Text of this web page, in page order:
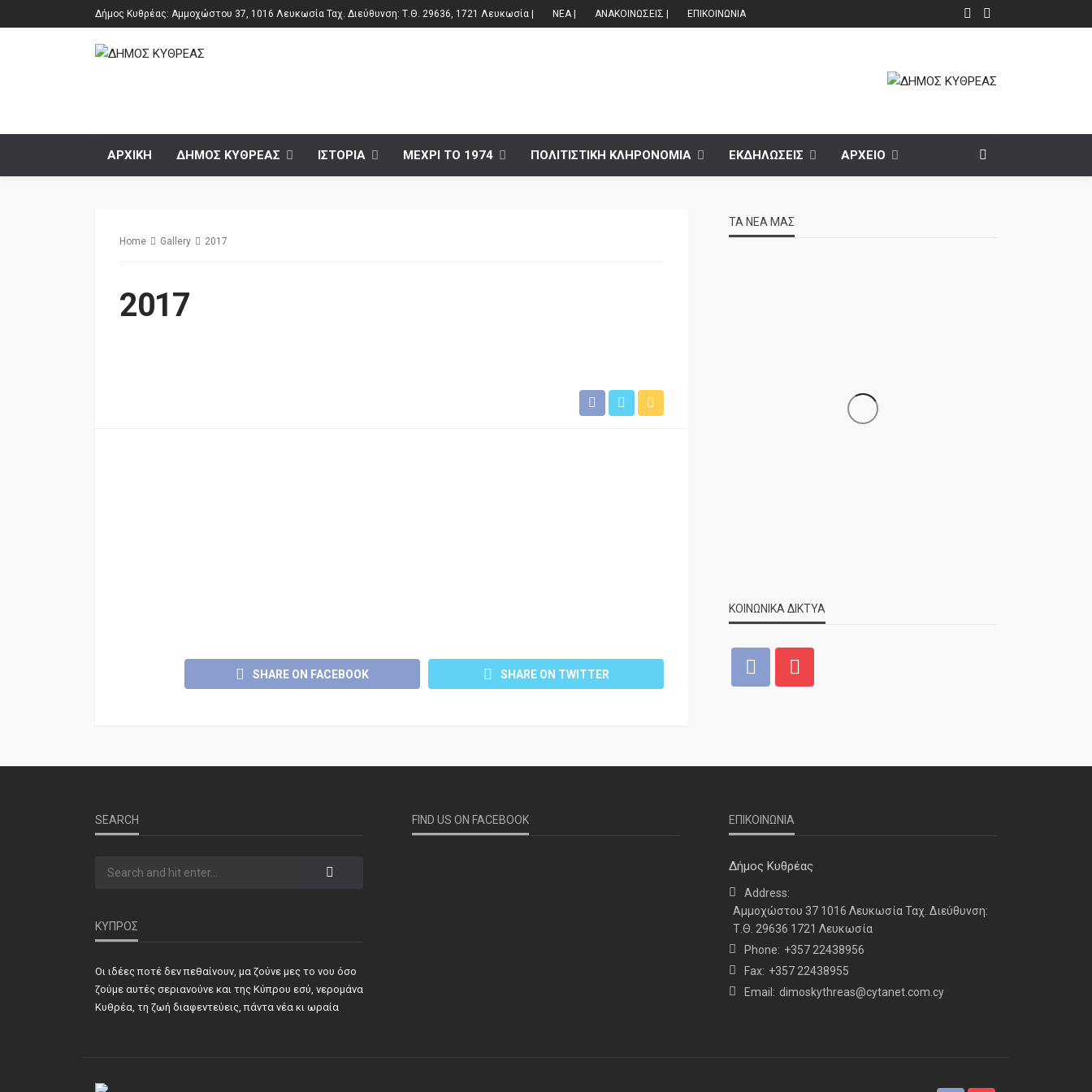
Δήμος Κυθρέας: Αμμοχώστου 37, 1016 Λευκωσία Ταχ. Διεύθυνση: Τ.Θ. 29636, 1721 Λευκωσία | ΝΕΑ | ΑΝΑΚΟΙΝΩΣΕΙΣ | ΕΠΙΚΟΙΝΩΝΙΑ
ΑΡΧΙΚΗ ΔΗΜΟΣ ΚΥΘΡΕΑΣ ΙΣΤΟΡΙΑ ΜΕΧΡΙ ΤΟ 1974 ΠΟΛΙΤΙΣΤΙΚΗ ΚΛΗΡΟΝΟΜΙΑ ΕΚΔΗΛΩΣΕΙΣ ΑΡΧΕΙΟ
Home Gallery 2017
2017
SHARE ON FACEBOOK SHARE ON TWITTER
ΤΑ ΝΕΑ ΜΑΣ
ΝΕΑ ΤΕΛΕΥΤΑΙΑ ΝΕΑ
στην Κοφίνου
ΚΟΙΝΩΝΙΚΑ ΔΙΚΤΥΑ
SEARCH
ΚΥΠΡΟΣ
Οι ιδέες ποτέ δεν πεθαίνουν, μα ζούνε μες το νου όσο
ζούμε αυτές σεριανούνε και της Κύπρου εσύ, νερομάνα
Κυθρέα, τη ζωή διαφεντεύεις, πάντα νέα κι ωραία
FIND US ON FACEBOOK ΕΠΙΚΟΙΝΩΝΙΑ
Δήμος Κυθρέας
Address:
Αμμοχώστου 37 1016 Λευκωσία Ταχ. Διεύθυνση:
Τ.Θ. 29636 1721 Λευκωσία
Phone: +357 22438956
Fax: +357 22438955
Email: dimoskythreas@cytanet.com.cy